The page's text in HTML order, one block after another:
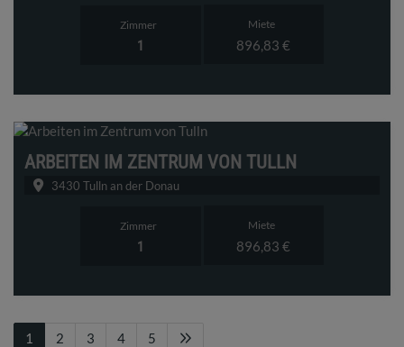
Zimmer
1
Miete
896,83 €
ARBEITEN IM ZENTRUM VON TULLN
3430 Tulln an der Donau
Zimmer
1
Miete
896,83 €
1 2 3 4 5